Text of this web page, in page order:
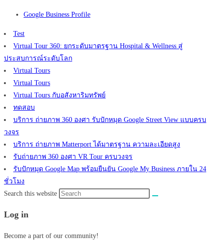
Google Business Profile
Test
Virtual Tour 360: ยกระดับมาตรฐาน Hospital & Wellness สู่
ประสบการณ์ระดับโลก
Virtual Tours
Virtual Tours
Virtual Tours กับอสังหาริมทรัพย์
ทดสอบ
บริการ ถ่ายภาพ 360 องศา รับปักหมุด Google Street View แบบครบ
วงจร
บริการ ถ่ายภาพ Matterport ได้มาตรฐาน ความละเอียดสูง
รับถ่ายภาพ 360 องศา VR Tour ครบวงจร
รับปักหมุด Google Map พร้อมยืนยัน Google My Business ภายใน 24
ชั่วโมง
Search this website
Log in
Become a part of our community!